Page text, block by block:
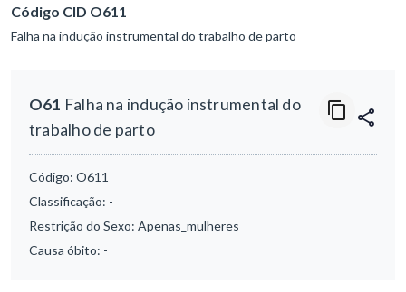
Código CID O611
Falha na indução instrumental do trabalho de parto
O61 Falha na indução instrumental do
trabalho de parto
Código: O611
Classificação: -
Restrição do Sexo: Apenas_mulheres
Causa óbito: -